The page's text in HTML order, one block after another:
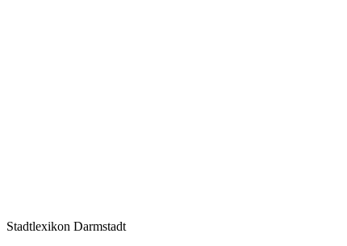
Stadtlexikon Darmstadt